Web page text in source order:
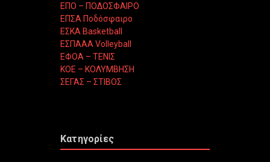
ΕΠΟ – ΠΟΔΟΣΦΑΙΡΟ
ΕΠΣΑ Ποδόσφαιρο
ΕΣΚΑ Basketball
ΕΣΠΑΑΑ Volleyball
ΕΦΟΑ – ΤΕΝΙΣ
ΚΟΕ – ΚΟΛΥΜΒΗΣΗ
ΣΕΓΑΣ – ΣΤΙΒΟΣ
Κατηγορίες